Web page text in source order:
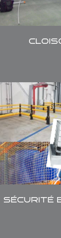
Nous
solutions
des
l'environnement
SÉCURITÉ